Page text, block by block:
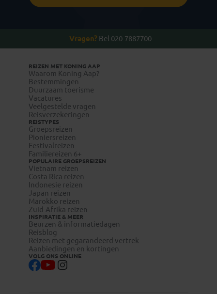
Vragen? Bel 020-7887700
REIZEN MET KONING AAP
Waarom Koning Aap?
Bestemmingen
Duurzaam toerisme
Vacatures
Veelgestelde vragen
Reisverzekeringen
REISTYPES
Groepsreizen
Pioniersreizen
Festivalreizen
Familiereizen 6+
POPULAIRE GROEPSREIZEN
Vietnam reizen
Costa Rica reizen
Indonesie reizen
Japan reizen
Marokko reizen
Zuid-Afrika reizen
INSPIRATIE & MEER
Beurzen & informatiedagen
Reisblog
Reizen met gegarandeerd vertrek
Aanbiedingen en kortingen
VOLG ONS ONLINE